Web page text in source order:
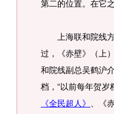
第二的位置。在它
上海联和院线方
过，《赤壁》（上
和院线副总吴鹤沪
档，“以前每年贺岁
《全民超人》
、《